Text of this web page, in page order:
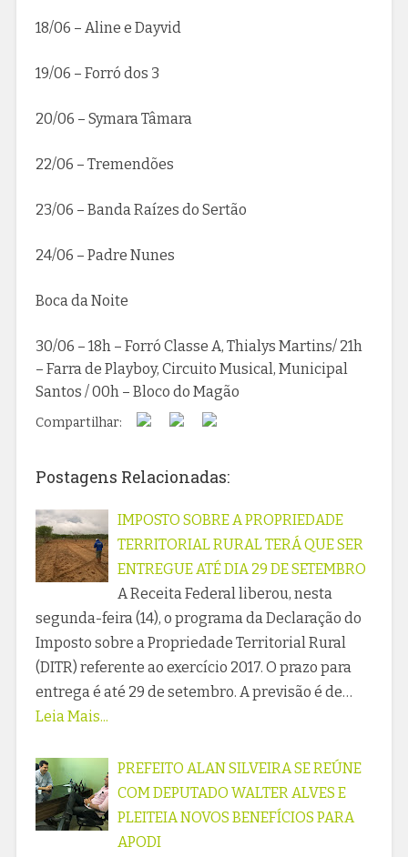
18/06 – Aline e Dayvid
19/06 – Forró dos 3
20/06 – Symara Tâmara
22/06 – Tremendões
23/06 – Banda Raízes do Sertão
24/06 – Padre Nunes
Boca da Noite
30/06 – 18h – Forró Classe A, Thialys Martins/ 21h
– Farra de Playboy, Circuito Musical, Municipal
Santos / 00h – Bloco do Magão
Compartilhar:
Postagens Relacionadas:
IMPOSTO SOBRE A PROPRIEDADE
TERRITORIAL RURAL TERÁ QUE SER
ENTREGUE ATÉ DIA 29 DE SETEMBRO
A Receita Federal liberou, nesta
segunda-feira (14), o programa da Declaração do
Imposto sobre a Propriedade Territorial Rural
(DITR) referente ao exercício 2017. O prazo para
entrega é até 29 de setembro. A previsão é de…
Leia Mais...
PREFEITO ALAN SILVEIRA SE REÚNE
COM DEPUTADO WALTER ALVES E
PLEITEIA NOVOS BENEFÍCIOS PARA
APODI